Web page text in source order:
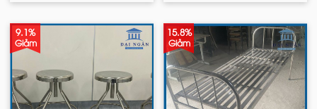
9.1%
Giảm
15.8%
Giảm